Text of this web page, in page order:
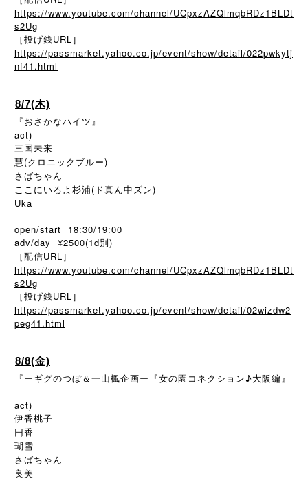
https://www.youtube.com/channel/UCpxzAZQlmqbRDz1BLDt
s2Ug
［投げ銭URL］
https://passmarket.yahoo.co.jp/event/show/detail/022pwkytj
nf41.html
8/7(木)
『おさかなハイツ』
act)
三国未来
慧(クロニックブルー)
さばちゃん
ここにいるよ杉浦(ド真ん中ズン)
Uka
open/start 18:30/19:00
adv/day ¥2500(1d別)
［配信URL］
https://www.youtube.com/channel/UCpxzAZQlmqbRDz1BLDt
s2Ug
［投げ銭URL］
https://passmarket.yahoo.co.jp/event/show/detail/02wizdw2
peg41.html
8/8(金)
『ーギグのつぼ＆一山楓企画ー『女の園コネクション♪大阪編』
act)
伊香桃子
円香
瑚雪
さばちゃん
良美